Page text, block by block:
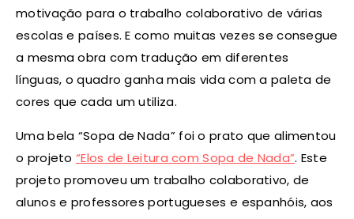
motivação para o trabalho colaborativo de várias
escolas e países. E como muitas vezes se consegue
a mesma obra com tradução em diferentes
línguas, o quadro ganha mais vida com a paleta de
cores que cada um utiliza.
Uma bela “Sopa de Nada” foi o prato que alimentou
o projeto “Elos de Leitura com Sopa de Nada”. Este
projeto promoveu um trabalho colaborativo, de
alunos e professores portugueses e espanhóis, aos